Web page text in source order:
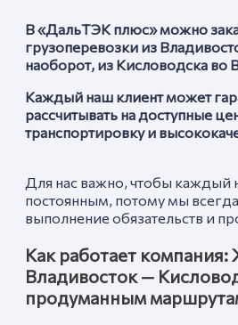
В «ДальТЭК плюс» можно
грузоперевозки из
наоборот, из Кисловодска во
Каждый наш клиент может
рассчитывать на доступные
транспортировку и
Для нас важно, чтобы каждый
постоянным, потому мы
выполнение обязательств и
Как работает
Владивосток —
продуманным